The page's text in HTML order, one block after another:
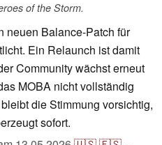
of the Storm.
neuen Balance-Patch für
Ein Relaunch ist damit
Community wächst erneut
MOBA nicht vollständig
die Stimmung vorsichtig,
sofort.